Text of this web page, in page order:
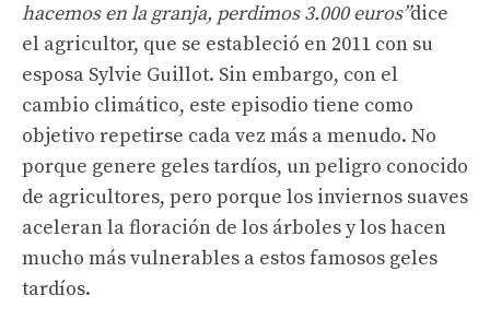
hacemos en la granja, perdimos 3.000 euros”dice
el agricultor, que se estableció en 2011 con su
esposa Sylvie Guillot. Sin embargo, con el
cambio climático, este episodio tiene como
objetivo repetirse cada vez más a menudo. No
porque genere geles tardíos, un peligro conocido
de agricultores, pero porque los inviernos suaves
aceleran la floración de los árboles y los hacen
mucho más vulnerables a estos famosos geles
tardíos.